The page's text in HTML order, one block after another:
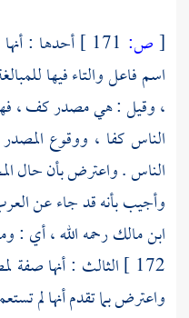
[ص:
أحدها :
اسم فاعل والتاء فيها
، وقيل : هي مصدر كف ،
الناس كفا ، ووقوع
الناس . واعترض بأن حال
وأجيب بأنه قد جاء عن
ابن مالكرحمه الله ، أي :
172 ] الثالث : أنها صفة
واعترض بما تقدم أنها لم